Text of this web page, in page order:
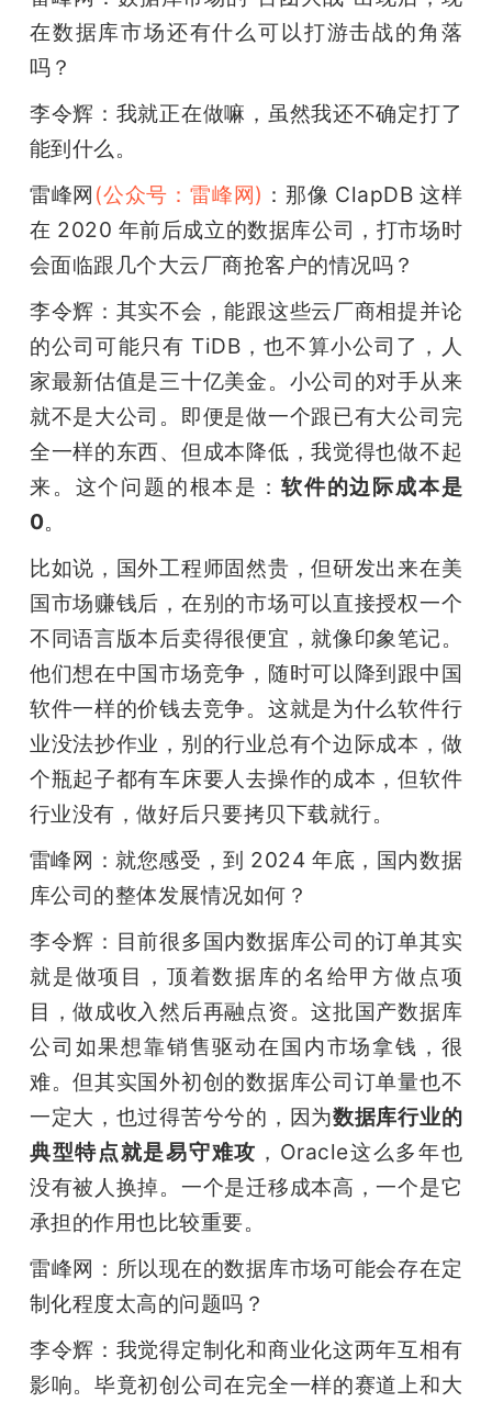
在数据库市场还有什么可以打游击战的角落
吗？
李令辉：我就正在做嘛，虽然我还不确定打了
能到什么。
雷峰网 (公众号：雷峰网) ：那像 ClapDB 这样
在 2020 年前后成立的数据库公司，打市场时
会面临跟几个大云厂商抢客户的情况吗？
李令辉：其实不会，能跟这些云厂商相提并论
的公司可能只有 TiDB，也不算小公司了，人
家最新估值是三十亿美金。小公司的对手从来
就不是大公司。即便是做一个跟已有大公司完
全一样的东西、但成本降低，我觉得也做不起
来。这个问题的根本是： 软件的边际成本是
0。
比如说，国外工程师固然贵，但研发出来在美
国市场赚钱后，在别的市场可以直接授权一个
不同语言版本后卖得很便宜，就像印象笔记。
他们想在中国市场竞争，随时可以降到跟中国
软件一样的价钱去竞争。这就是为什么软件行
业没法抄作业，别的行业总有个边际成本，做
个瓶起子都有车床要人去操作的成本，但软件
行业没有，做好后只要拷贝下载就行。
雷峰网：就您感受，到 2024 年底，国内数据
库公司的整体发展情况如何？
李令辉：目前很多国内数据库公司的订单其实
就是做项目，顶着数据库的名给甲方做点项
目，做成收入然后再融点资。这批国产数据库
公司如果想靠销售驱动在国内市场拿钱，很
难。但其实国外初创的数据库公司订单量也不
一定大，也过得苦兮兮的，因为数据库行业的
典型特点就是易守难攻 ，Oracle这么多年也
没有被人换掉。一个是迁移成本高，一个是它
承担的作用也比较重要。
雷峰网：所以现在的数据库市场可能会存在定
制化程度太高的问题吗？
李令辉：我觉得定制化和商业化这两年互相有
影响。毕竟初创公司在完全一样的赛道上和大